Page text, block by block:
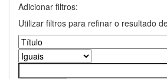
Adicionar filtros:
Utilizar filtros para refinar o resultado